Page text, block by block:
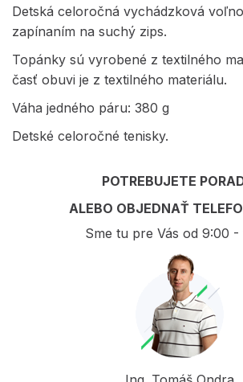
Detská celoročná vychádzková
zapínaním na suchý zips.
Topánky sú vyrobené z textilného
časť obuvi je z textilného materiálu.
Váha jedného páru: 380 g
Detské celoročné tenisky.
POTREBUJETE
ALEBO OBJEDNAŤ
Sme tu pre Vás od 9:00 -